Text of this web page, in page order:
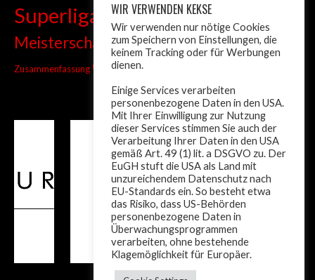
Superliga TandemTiroler Liga
Meisterschaft Trainer Turnier Weltcup wm
Zusammenfassung ÖM Österreich
WIR VERWENDEN KEKSE
Wir verwenden nur nötige Cookies
zum Speichern von Einstellungen, die
keinem Tracking oder für Werbungen
dienen.
Einige Services verarbeiten
personenbezogene Daten in den USA.
Mit Ihrer Einwilligung zur Nutzung
dieser Services stimmen Sie auch der
Verarbeitung Ihrer Daten in den USA
gemäß Art. 49 (1) lit. a DSGVO zu. Der
EuGH stuft die USA als Land mit
unzureichendem Datenschutz nach
EU-Standards ein. So besteht etwa
das Risiko, dass US-Behörden
personenbezogene Daten in
Überwachungsprogrammen
verarbeiten, ohne bestehende
Klagemöglichkeit für Europäer.